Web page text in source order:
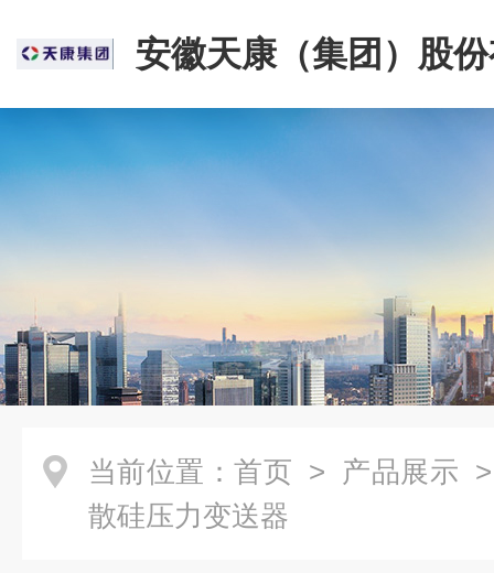
安徽天康（集团）股
司
当前位置： 首页 > 产品展示
散硅压力变送器